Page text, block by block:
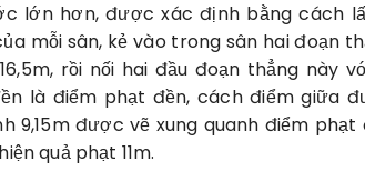
lớn hơn, được xác định bằng cách
mỗi sân, kẻ vào trong sân hai đoạn
rồi nối hai đầu đoạn thẳng này
là điểm phạt đền, cách điểm giữa
9,15m được vẽ xung quanh điểm
quả phạt 11m.